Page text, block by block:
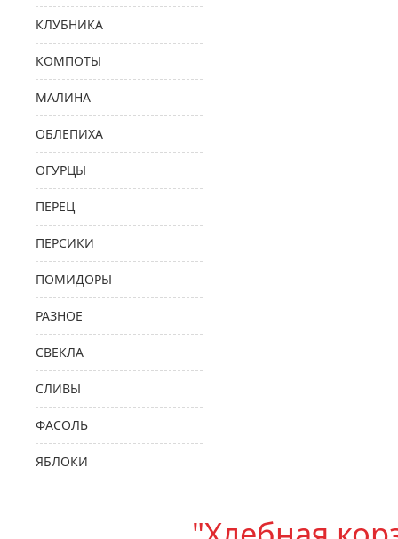
КЛУБНИКА
КОМПОТЫ
МАЛИНА
ОБЛЕПИХА
ОГУРЦЫ
ПЕРЕЦ
ПЕРСИКИ
ПОМИДОРЫ
РАЗНОЕ
СВЕКЛА
СЛИВЫ
ФАСОЛЬ
ЯБЛОКИ